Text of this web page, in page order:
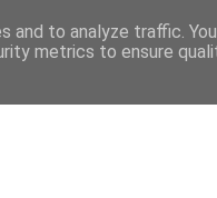
to analyze traffic.
metrics to ensure